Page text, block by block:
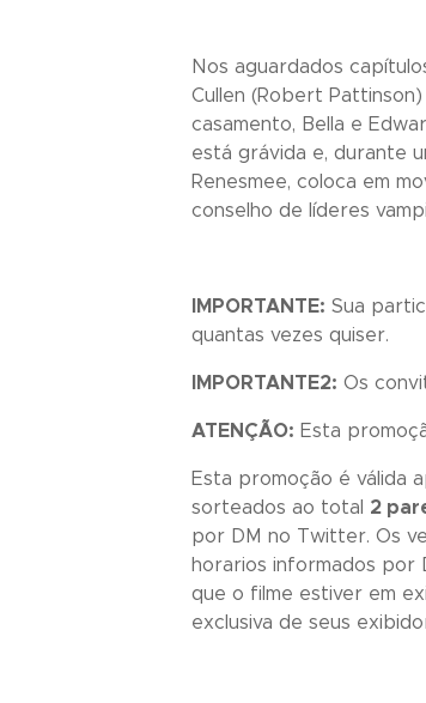
Nos aguardados
Cullen (Robert
casamento, Bella e
está grávida e, durante
Renesmee, coloca em
conselho de líderes
IMPORTANTE: Sua
quantas vezes quiser.
IMPORTANTE2: Os
ATENÇÃO: Esta
Esta promoção é válida
sorteados ao total 2
por DM no Twitter. Os
horarios informados por
que o filme estiver em
exclusiva de seus